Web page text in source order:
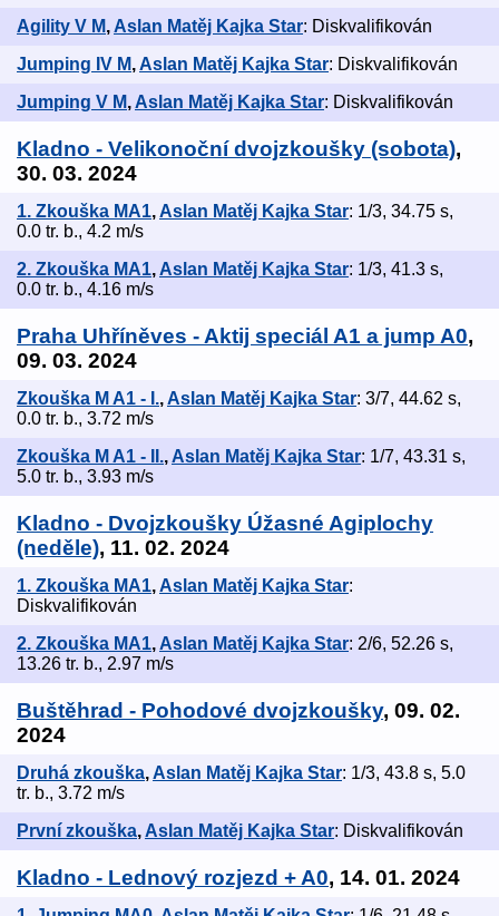
Agility V M, Aslan Matěj Kajka Star: Diskvalifikován
Jumping IV M,Aslan Matěj Kajka Star: Diskvalifikován
Jumping V M, Aslan Matěj Kajka Star: Diskvalifikován
Kladno - Velikonoční dvojzkoušky (sobota),
30. 03. 2024
1. Zkouška MA1,Aslan Matěj Kajka Star: 1/3, 34.75 s,
0.0 tr. b., 4.2 m/s
2. Zkouška MA1, Aslan Matěj Kajka Star: 1/3, 41.3 s,
0.0 tr. b., 4.16 m/s
Praha Uhříněves - Aktij speciál A1 a jump A0,
09. 03. 2024
Zkouška M A1 - I.,Aslan Matěj Kajka Star: 3/7, 44.62 s,
0.0 tr. b., 3.72 m/s
Zkouška M A1 - II., Aslan Matěj Kajka Star: 1/7, 43.31 s,
5.0 tr. b., 3.93 m/s
Kladno - Dvojzkoušky Úžasné Agiplochy
(neděle), 11. 02. 2024
1. Zkouška MA1,Aslan Matěj Kajka Star:
Diskvalifikován
2. Zkouška MA1, Aslan Matěj Kajka Star: 2/6, 52.26 s,
13.26 tr. b., 2.97 m/s
Buštěhrad - Pohodové dvojzkoušky, 09. 02.
2024
Druhá zkouška,Aslan Matěj Kajka Star: 1/3, 43.8 s, 5.0
tr. b., 3.72 m/s
První zkouška, Aslan Matěj Kajka Star: Diskvalifikován
Kladno - Lednový rozjezd + A0, 14. 01. 2024